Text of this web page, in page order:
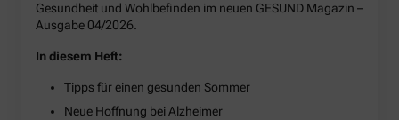
Gesundheit und Wohlbefinden im neuen GESUND Magazin –
Ausgabe 04/2026.
In diesem Heft:
Tipps für einen gesunden Sommer
Neue Hoffnung bei Alzheimer